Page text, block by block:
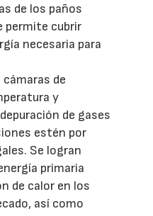
de los paños
permite cubrir
necesaria para
de
y
de gases
estén por
Se logran
primaria
de calor en los
así como